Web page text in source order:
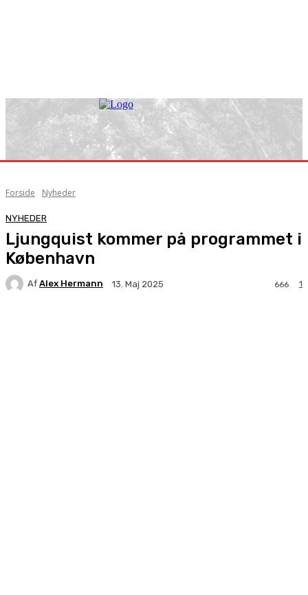
Forside Nyheder
NYHEDER
Ljungquist kommer på programmet i
København
Af Alex Hermann 13. Maj 2025 1
666